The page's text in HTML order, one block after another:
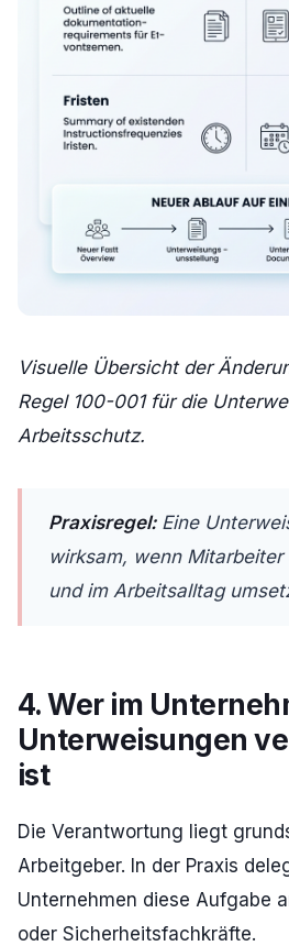
Visuelle Übersicht der
Regel 100-001 für die
Arbeitsschutz.
Praxisregel:Eine
wirksam, wenn
und im Arbeitsalltag
4. Wer im
Unterweisungen
ist
Die Verantwortung liegt
Arbeitgeber. In der Praxis
Unternehmen diese Aufgabe
oder Sicherheitsfachkräfte.